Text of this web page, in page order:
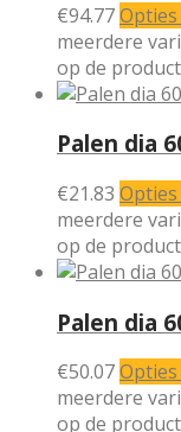
€94.77
meerdere
op de
Palen dia
€21.83
meerdere
op de
Palen dia
€50.07
meerdere
op de